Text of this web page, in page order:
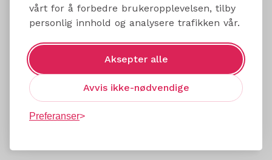
vårt for å forbedre brukeropplevelsen, tilby
personlig innhold og analysere trafikken vår.
Aksepter alle
Avvis ikke-nødvendige
Preferanser